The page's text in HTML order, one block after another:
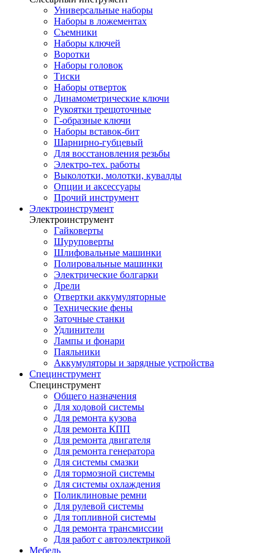
Универсальные наборы
Наборы в ложементах
Съемники
Наборы ключей
Воротки
Наборы головок
Тиски
Наборы отверток
Динамометрические ключи
Рукоятки трещоточные
Г-образные ключи
Наборы вставок-бит
Шарнирно-губцевый
Для восстановления резьбы
Электро-тех. работы
Выколотки, молотки, кувалды
Опции и аксессуары
Прочий инструмент
Электроинструмент
Электроинструмент
Гайковерты
Шуруповерты
Шлифовальные машинки
Полировальные машинки
Электрические болгарки
Дрели
Отвертки аккумуляторные
Технические фены
Заточные станки
Удлинители
Лампы и фонари
Паяльники
Аккумуляторы и зарядные устройства
Специнструмент
Специнструмент
Общего назначения
Для ходовой системы
Для ремонта кузова
Для ремонта КПП
Для ремонта двигателя
Для ремонта генератора
Для системы смазки
Для тормозной системы
Для системы охлаждения
Поликлиновые ремни
Для рулевой системы
Для топливной системы
Для ремонта трансмиссии
Для работ с автоэлектрикой
Мебель